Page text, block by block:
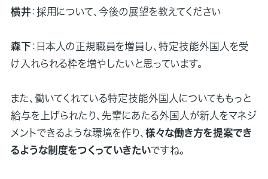
横井 ：採用について、今後の展望を教えてください
森下 ：日本人の正規職員を増員し、特定技能外国人を受
け入れられる枠を増やしたいと思っています。
また、働いてくれている特定技能外国人についてももっと
給与を上げられたり、先輩にあたる外国人が新人をマネジ
メントできるような環境を作り、 様々な働き方を提案でき
るような制度をつくっていきたいですね。